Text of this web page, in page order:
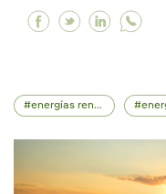
Facebook
Twitter
energías renovables